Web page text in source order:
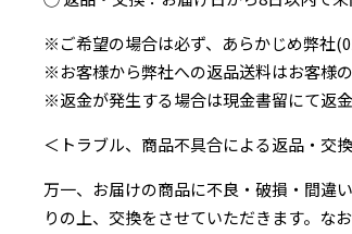
※ご希望の場合は必ず、あらかじめ弊社
※お客様から弊社への返品送料はお客様の
※返金が発生する場合は現金書留にて返
＜トラブル、商品不具合による返品・交
万一、お届けの商品に不良・破損・間違
りの上、交換をさせていただきます。な